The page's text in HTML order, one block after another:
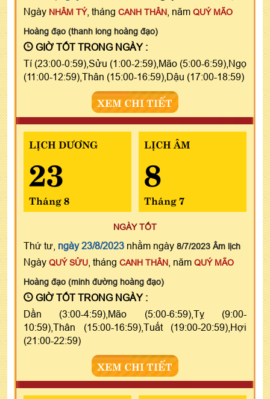
Ngày NHÂM TÝ, tháng CANH THÂN , năm QUÝ MÃO
Hoàng đạo (thanh long hoàng đạo)
GIỜ TỐT TRONG NGÀY :
Tí (23:00-0:59),Sửu (1:00-2:59),Mão (5:00-6:59),Ngọ
(11:00-12:59),Thân (15:00-16:59),Dậu (17:00-18:59)
XEM CHI TIẾT
LỊCH DƯƠNG
23
Tháng 8
LỊCH ÂM
8
Tháng 7
NGÀY TỐT
Thứ tư, ngày 23/8/2023 nhằm ngày 8/7/2023 Âm lịch
Ngày QUÝ SỬU , tháng CANH THÂN , năm QUÝ MÃO
Hoàng đạo (minh đường hoàng đạo)
GIỜ TỐT TRONG NGÀY :
Dần (3:00-4:59),Mão (5:00-6:59),Tỵ (9:00-
10:59),Thân (15:00-16:59),Tuất (19:00-20:59),Hợi
(21:00-22:59)
XEM CHI TIẾT